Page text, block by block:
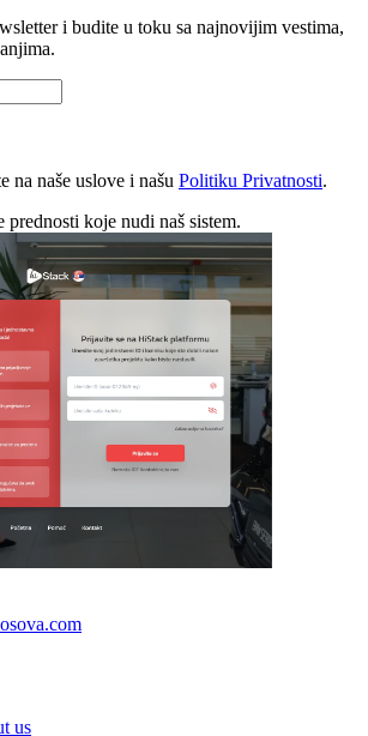
i budite u toku sa najnovijim vestima,
na naše uslove i našu Politiku Privatnosti.
koje nudi naš sistem.
us